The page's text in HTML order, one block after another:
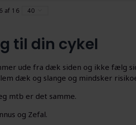
af 16 40
til din cykel
ude fra dæk siden og ikke fælg
dæk og slange og mindsker
mtb er det samme.
og Zefal.